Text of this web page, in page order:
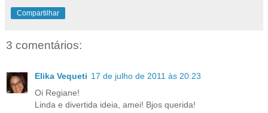
Compartilhar
3 comentários:
Elika Vequeti 17 de julho de 2011 às 20:23
Oi Regiane!
Linda e divertida ideia, amei! Bjos querida!